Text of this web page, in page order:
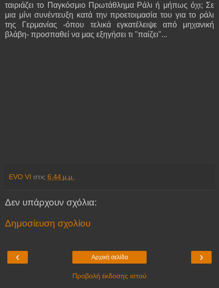
ταιριάζει το Παγκόσμιο Πρωτάθλημα Ράλι ή μήπως όχι; Σε
μια μίνι συνέντευξη κατά την προετοιμασία του για το ράλι
της Γερμανίας -όπου τελικά εγκατέλειψε από μηχανική
βλάβη- προσπαθεί να μας εξηγήσει τι "παίζει"...
EVO VI στις 6:44 μ.μ.
Δεν υπάρχουν σχόλια:
Δημοσίευση σχολίου
‹ ›
Αρχική σελίδα
Προβολή έκδοσης ιστού